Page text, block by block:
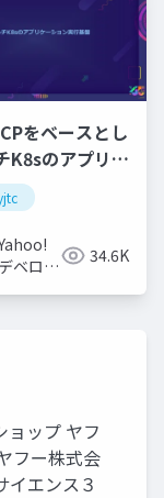
をベースとし
K8sのアプリケ
行基盤
B-3
デベロッ
34.6K
ョップ ヤフ
フー株式会
エンス３